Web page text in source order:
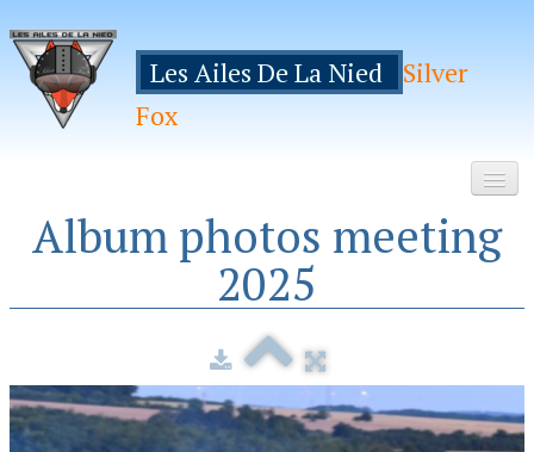
Les Ailes De La Nied
Silver
Fox
Accueil
Inscription
Album photos meeting
2025